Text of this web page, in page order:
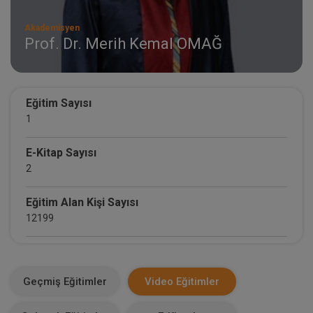
Akademisyen
Prof. Dr. Merih Kemal OMAĞ
Eğitim Sayısı
1
E-Kitap Sayısı
2
Eğitim Alan Kişi Sayısı
12199
Geçmiş Eğitimler Video Eğitimler